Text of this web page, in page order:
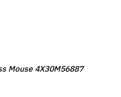
Mouse 4X30M56887